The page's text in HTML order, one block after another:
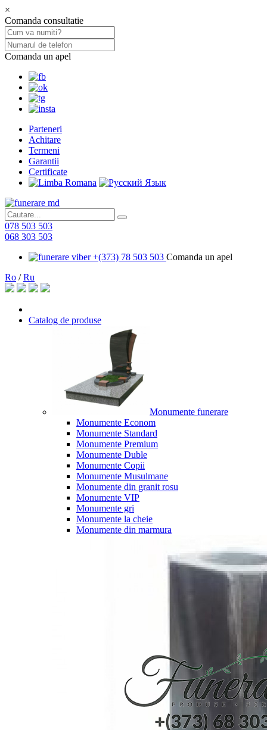
×
Comanda consultatie
Comanda un apel
Parteneri
Achitare
Termeni
Garantii
Certificate
078 503 503
068 303 503
+(373) 78 503 503 Comanda un apel
Ro /Ru
Catalog de produse
Monumente funerare
Monumente Econom
Monumente Standard
Monumente Premium
Monumente Duble
Monumente Copii
Monumente Musulmane
Monumente din granit rosu
Monumente VIP
Monumente gri
Monumente la cheie
Monumente din marmura